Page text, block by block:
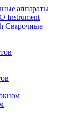
аппараты
Instrument
Cварочные